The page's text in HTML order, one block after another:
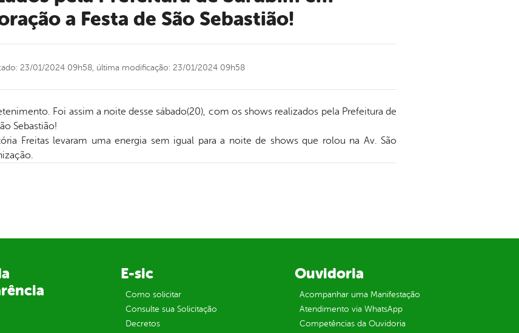
a Festa de São Sebastião!
23/01/2024 09h58, última modificação: 23/01/2024 09h58
Foi assim a noite desse sábado(20), com os shows realizados pela Prefeitura de
Sebastião!
Freitas levaram uma energia sem igual para a noite de shows que rolou na Av. São
E-sic
Como solicitar
Consulte sua Solicitação
Decretos
Ouvidoria
Acompanhar uma Manifestação
Atendimento via WhatsApp
Competências da Ouvidoria